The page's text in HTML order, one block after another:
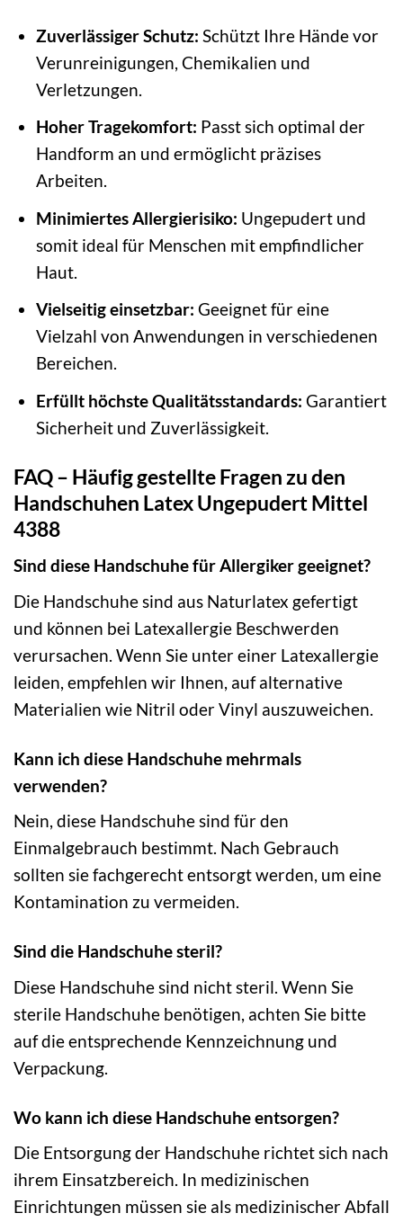
Zuverlässiger Schutz: Schützt Ihre Hände vor
Verunreinigungen, Chemikalien und
Verletzungen.
Hoher Tragekomfort: Passt sich optimal der
Handform an und ermöglicht präzises
Arbeiten.
Minimiertes Allergierisiko: Ungepudert und
somit ideal für Menschen mit empfindlicher
Haut.
Vielseitig einsetzbar: Geeignet für eine
Vielzahl von Anwendungen in verschiedenen
Bereichen.
Erfüllt höchste Qualitätsstandards: Garantiert
Sicherheit und Zuverlässigkeit.
FAQ – Häufig gestellte Fragen zu den
Handschuhen Latex Ungepudert Mittel
4388
Sind diese Handschuhe für Allergiker geeignet?
Die Handschuhe sind aus Naturlatex gefertigt
und können bei Latexallergie Beschwerden
verursachen. Wenn Sie unter einer Latexallergie
leiden, empfehlen wir Ihnen, auf alternative
Materialien wie Nitril oder Vinyl auszuweichen.
Kann ich diese Handschuhe mehrmals
verwenden?
Nein, diese Handschuhe sind für den
Einmalgebrauch bestimmt. Nach Gebrauch
sollten sie fachgerecht entsorgt werden, um eine
Kontamination zu vermeiden.
Sind die Handschuhe steril?
Diese Handschuhe sind nicht steril. Wenn Sie
sterile Handschuhe benötigen, achten Sie bitte
auf die entsprechende Kennzeichnung und
Verpackung.
Wo kann ich diese Handschuhe entsorgen?
Die Entsorgung der Handschuhe richtet sich nach
ihrem Einsatzbereich. In medizinischen
Einrichtungen müssen sie als medizinischer Abfall